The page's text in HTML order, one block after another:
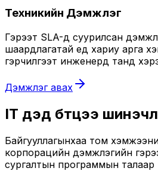
Техникийн Дэмжлэг
Гэрээт SLA-д суурилсан
шаардлагатай үед хариу арга
гэрчилгээт инженерүүд танд
Дэмжлэг авах
IT дэд бүтцээ
Байгууллагынхаа том
корпорацийн дэмжлэгийн
сургалтын программын талаар